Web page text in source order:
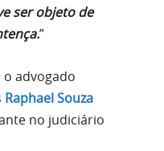
ser objeto de
”
o advogado
Raphael Souza
no judiciário